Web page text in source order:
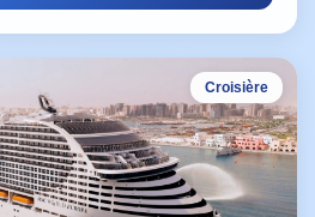
Croisière